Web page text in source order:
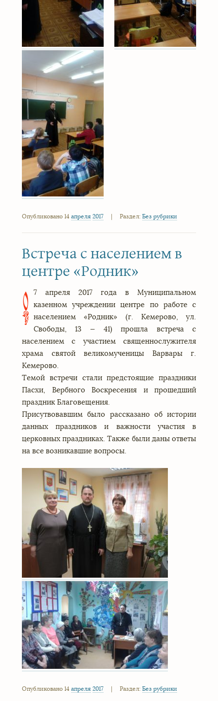
Опубликовано 14 апреля 2017 | Раздел: Без рубрики
Встреча с населением в
центре «Родник»
0 7 апреля 2017 года в Муниципальном
казенном учреждении центре по работе с
населением «Родник» (г. Кемерово, ул.
Свободы, 13 — 41) прошла встреча с
населением с участием священнослужителя
храма святой великомученицы Варвары г.
Кемерово.
Темой встречи стали предстоящие праздники
Пасхи, Вербного Воскресения и прошедший
праздник Благовещения.
Присутвовавшим было рассказано об истории
данных праздников и важности участия в
церковных праздниках. Также были даны ответы
на все возникавшие вопросы.
Опубликовано 14 апреля 2017 | Раздел: Без рубрики